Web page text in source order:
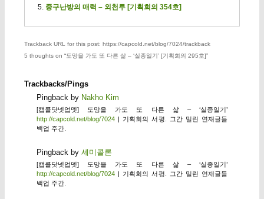
중구난방의 매력 – 외천루 [기획회의 354호]
Trackback URL for this post: https://capcold.net/blog/7024/trackback
5 thoughts on “도망을 가도 또 다른 삶 – ‘실종일기’ [기획회의 295호]”
Trackbacks/Pings
Pingback by Nakho Kim
[캡콜닷넷업뎃] 도망을 가도 또 다른 삶 – ‘실종일기’
http://capcold.net/blog/7024| 기획회의 서평. 그간 밀린 연재글들
백업 주간.
Pingback by 세미콜론
[캡콜닷넷업뎃] 도망을 가도 또 다른 삶 – ‘실종일기’
http://capcold.net/blog/7024| 기획회의 서평. 그간 밀린 연재글들
백업 주간.